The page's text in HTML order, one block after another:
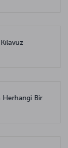
Herhangi Bir